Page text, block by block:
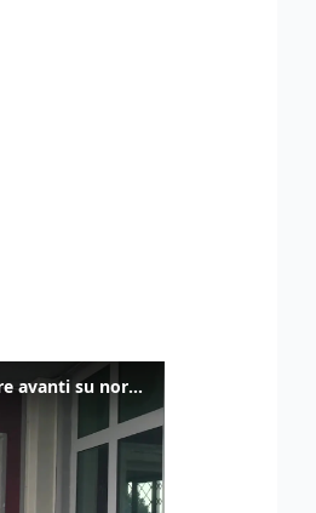
Salvini: "Roggero chiede di andare avanti su norma anti-risarcimenti"